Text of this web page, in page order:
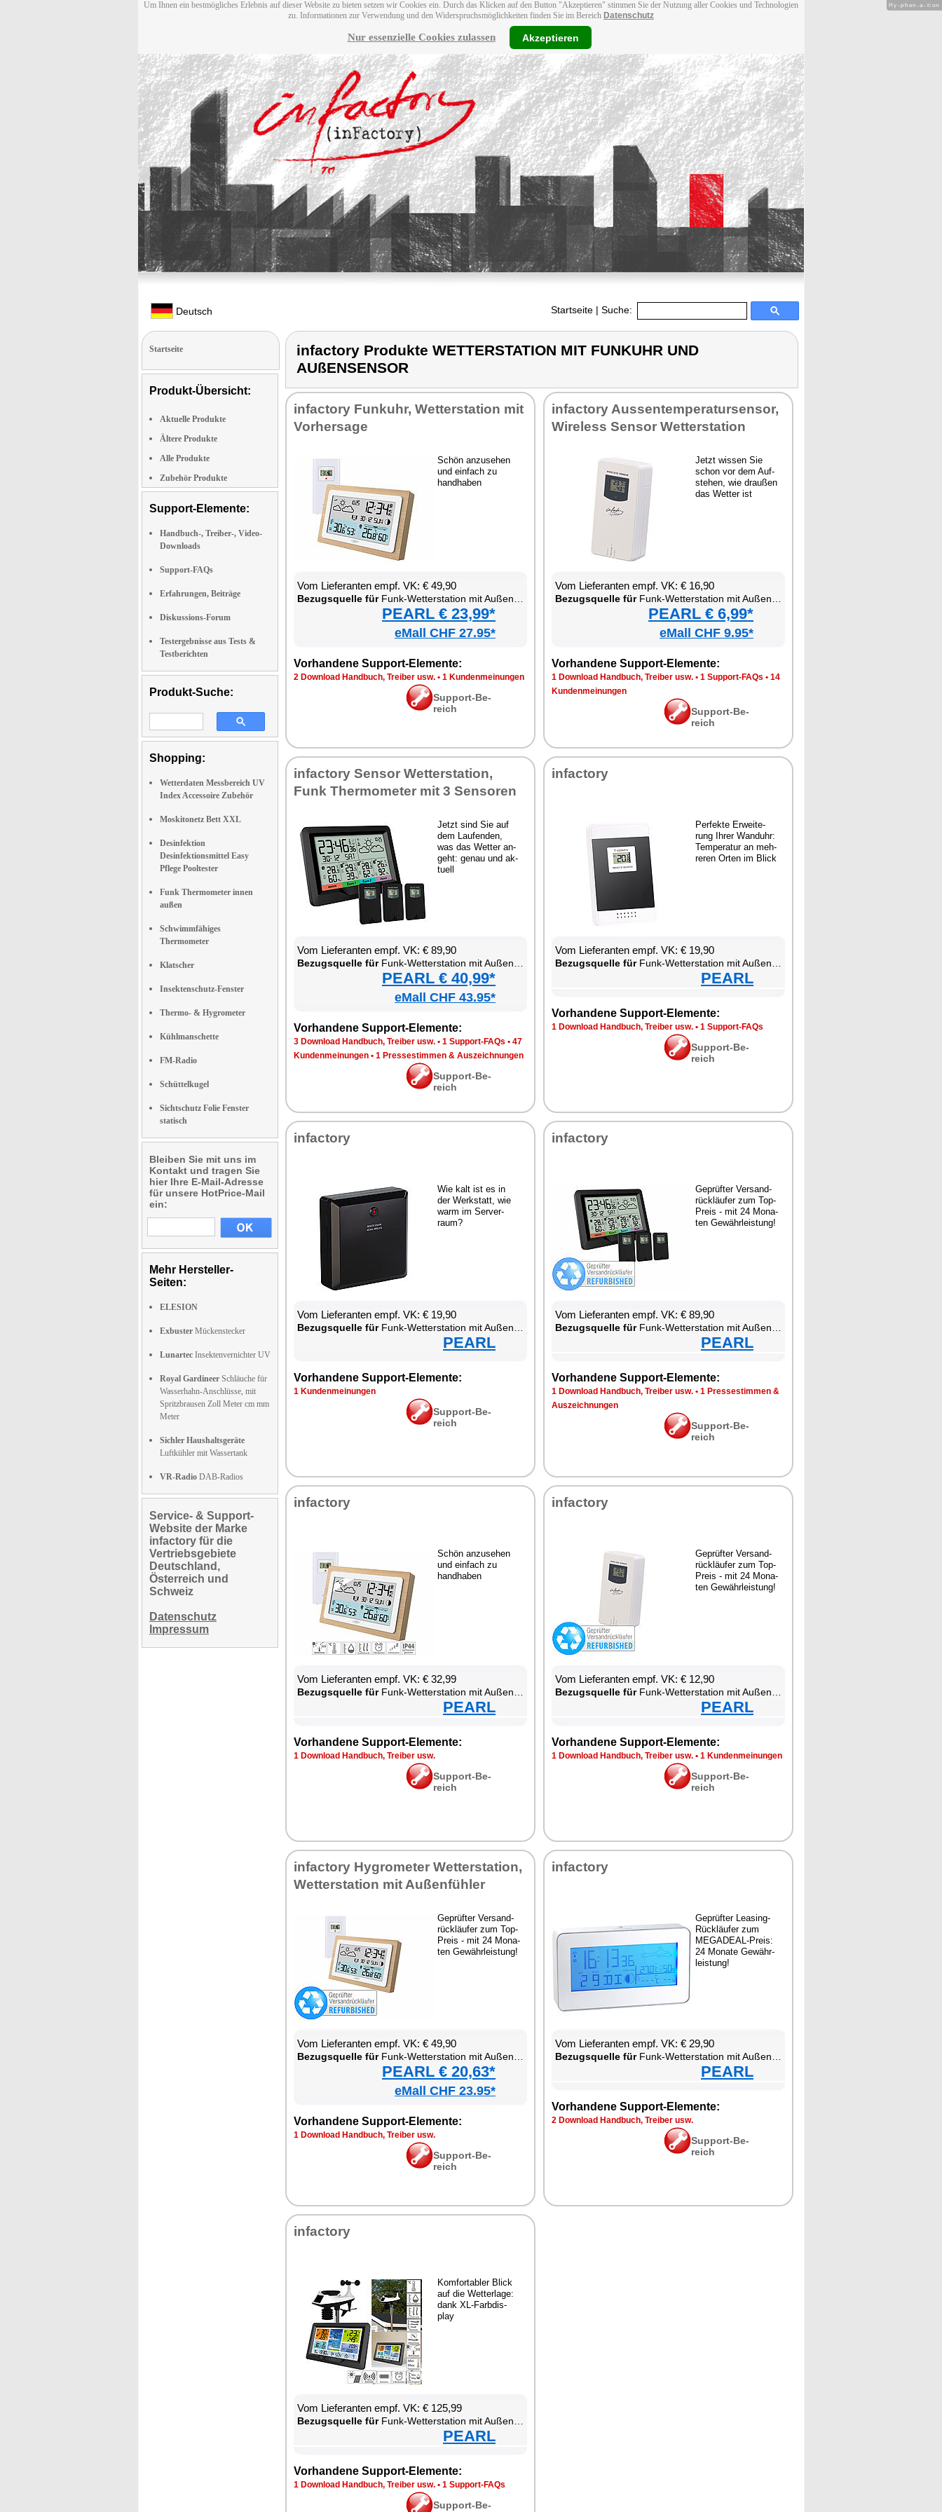
Um Ihnen ein bestmögliches Erlebnis auf dieser Website zu bieten setzen wir Cookies ein. Durch das Klicken auf den Button "Akzeptieren" stimmen Sie der Nutzung aller Cookies und Technologien
zu. Informationen zur Verwendung und den Widerspruchsmöglichkeiten finden Sie im Bereich Datenschutz
Nur essenzielle Cookies zulassen Akzeptieren
Deutsch Startseite | Suche:
Startseite
Produkt-Übersicht:
Aktuelle Produkte
Ältere Produkte
Alle Produkte
Zubehör Produkte
Support-Elemente:
Handbuch-, Treiber-, Video-
Downloads
Support-FAQs
Erfahrungen, Beiträge
Diskussions-Forum
Testergebnisse aus Tests &
Testberichten
Produkt-Suche:
Shopping:
Wetterdaten Messbereich UV
Index Accessoire Zubehör
Moskitonetz Bett XXL
Desinfektion
Desinfektionsmittel Easy
Pflege Pooltester
Funk Thermometer innen
außen
Schwimmfähiges
Thermometer
Klatscher
Insektenschutz-Fenster
Thermo- & Hygrometer
Kühlmanschette
FM-Radio
Schüttelkugel
Sichtschutz Folie Fenster
statisch
Bleiben Sie mit uns im
Kontakt und tragen Sie
hier Ihre E-Mail-Adresse
für unsere HotPrice-Mail
ein:
Mehr Hersteller-
Seiten:
ELESION
Exbuster Mückenstecker
Lunartec Insektenvernichter UV
Royal Gardineer Schläuche für
Wasserhahn-Anschlüsse, mit
Spritzbrausen Zoll Meter cm mm
Meter
Sichler Haushaltsgeräte
Luftkühler mit Wassertank
VR-Radio DAB-Radios
Service- & Support-
Website der Marke
infactory für die
Vertriebsgebiete
Deutschland,
Österreich und
Schweiz
Datenschutz
Impressum
infactory Produkte WETTERSTATION MIT FUNKUHR UND
AUßENSENSOR
in­fac­to­ry Funk­uhr, Wet­ter­sta­ti­on mit
Vor­her­sa­ge
Schön an­zu­se­hen
und ein­fach zu
hand­ha­ben
Vom Lie­fe­ran­ten empf. VK: € 49,90
Be­zugs­quel­le fürFunk-Wet­ter­sta­ti­on mit Au­ßen­sen­sor
PEARL € 23,99*
eMall CHF 27.95*
Vor­han­de­ne Sup­port-Ele­men­te:
2 Down­load Hand­buch, Trei­ber usw. • 1 Kun­den­mei­nun­gen
Sup­port-Be­
reich
in­fac­to­ry Aus­sen­tem­pe­ra­tur­sen­sor,
Wire­less Sen­sor Wet­ter­sta­ti­on
Jetzt wis­sen Sie
schon vor dem Auf­
ste­hen, wie drau­ßen
das Wet­ter ist
Vom Lie­fe­ran­ten empf. VK: € 16,90
Be­zugs­quel­le fürFunk-Wet­ter­sta­ti­on mit Au­ßen­sen­sor
PEARL € 6,99*
eMall CHF 9.95*
Vor­han­de­ne Sup­port-Ele­men­te:
1 Down­load Hand­buch, Trei­ber usw. • 1 Sup­port-FAQs • 14
Kun­den­mei­nun­gen
Sup­port-Be­
reich
in­fac­to­ry Sen­sor Wet­ter­sta­ti­on,
Funk Ther­mo­me­ter mit 3 Sen­so­ren
Jetzt sind Sie auf
dem Lau­fen­den,
was das Wet­ter an­
geht: ge­nau und ak­
tu­ell
Vom Lie­fe­ran­ten empf. VK: € 89,90
Be­zugs­quel­le fürFunk-Wet­ter­sta­ti­on mit Au­ßen­sen­sor
PEARL € 40,99*
eMall CHF 43.95*
Vor­han­de­ne Sup­port-Ele­men­te:
3 Down­load Hand­buch, Trei­ber usw. • 1 Sup­port-FAQs • 47
Kun­den­mei­nun­gen • 1 Pres­se­stim­men & Aus­zeich­nun­gen
Sup­port-Be­
reich
in­fac­to­ry
Per­fek­te Er­wei­te­
rung Ih­rer Wand­uhr:
Tem­pe­ra­tur an meh­
re­ren Or­ten im Blick
Vom Lie­fe­ran­ten empf. VK: € 19,90
Be­zugs­quel­le fürFunk-Wet­ter­sta­ti­on mit Au­ßen­sen­sor
PEARL
Vor­han­de­ne Sup­port-Ele­men­te:
1 Down­load Hand­buch, Trei­ber usw. • 1 Sup­port-FAQs
Sup­port-Be­
reich
in­fac­to­ry
Wie kalt ist es in
der Werk­statt, wie
warm im Ser­ver­
raum?
Vom Lie­fe­ran­ten empf. VK: € 19,90
Be­zugs­quel­le fürFunk-Wet­ter­sta­ti­on mit Au­ßen­sen­sor
PEARL
Vor­han­de­ne Sup­port-Ele­men­te:
1 Kun­den­mei­nun­gen
Sup­port-Be­
reich
in­fac­to­ry
Ge­prüf­ter Ver­sand­
rück­läu­fer zum Top-
Preis - mit 24 Mo­na­
ten Ge­währ­leis­tung!
Vom Lie­fe­ran­ten empf. VK: € 89,90
Be­zugs­quel­le fürFunk-Wet­ter­sta­ti­on mit Au­ßen­sen­sor
PEARL
Vor­han­de­ne Sup­port-Ele­men­te:
1 Down­load Hand­buch, Trei­ber usw. • 1 Pres­se­stim­men &
Aus­zeich­nun­gen
Sup­port-Be­
reich
in­fac­to­ry
Schön an­zu­se­hen
und ein­fach zu
hand­ha­ben
Vom Lie­fe­ran­ten empf. VK: € 32,99
Be­zugs­quel­le fürFunk-Wet­ter­sta­ti­on mit Au­ßen­sen­sor
PEARL
Vor­han­de­ne Sup­port-Ele­men­te:
1 Down­load Hand­buch, Trei­ber usw.
Sup­port-Be­
reich
in­fac­to­ry
Ge­prüf­ter Ver­sand­
rück­läu­fer zum Top-
Preis - mit 24 Mo­na­
ten Ge­währ­leis­tung!
Vom Lie­fe­ran­ten empf. VK: € 12,90
Be­zugs­quel­le fürFunk-Wet­ter­sta­ti­on mit Au­ßen­sen­sor
PEARL
Vor­han­de­ne Sup­port-Ele­men­te:
1 Down­load Hand­buch, Trei­ber usw. • 1 Kun­den­mei­nun­gen
Sup­port-Be­
reich
in­fac­to­ry Hy­gro­me­ter Wet­ter­sta­ti­on,
Wet­ter­sta­ti­on mit Au­ßen­füh­ler
Ge­prüf­ter Ver­sand­
rück­läu­fer zum Top-
Preis - mit 24 Mo­na­
ten Ge­währ­leis­tung!
Vom Lie­fe­ran­ten empf. VK: € 49,90
Be­zugs­quel­le fürFunk-Wet­ter­sta­ti­on mit Au­ßen­sen­sor
PEARL € 20,63*
eMall CHF 23.95*
Vor­han­de­ne Sup­port-Ele­men­te:
1 Down­load Hand­buch, Trei­ber usw.
Sup­port-Be­
reich
in­fac­to­ry
Ge­prüf­ter Lea­sing-
Rück­läu­fer zum
ME­GA­DEAL-Preis:
24 Mo­na­te Ge­währ­
leis­tung!
Vom Lie­fe­ran­ten empf. VK: € 29,90
Be­zugs­quel­le fürFunk-Wet­ter­sta­ti­on mit Au­ßen­sen­sor
PEARL
Vor­han­de­ne Sup­port-Ele­men­te:
2 Down­load Hand­buch, Trei­ber usw.
Sup­port-Be­
reich
in­fac­to­ry
Kom­for­ta­bler Blick
auf die Wet­ter­la­ge:
dank XL-Farb­dis­
play
Vom Lie­fe­ran­ten empf. VK: € 125,99
Be­zugs­quel­le fürFunk-Wet­ter­sta­ti­on mit Au­ßen­sen­sor
PEARL
Vor­han­de­ne Sup­port-Ele­men­te:
1 Down­load Hand­buch, Trei­ber usw. • 1 Sup­port-FAQs
Sup­port-Be­
Hy-phen-a-tion